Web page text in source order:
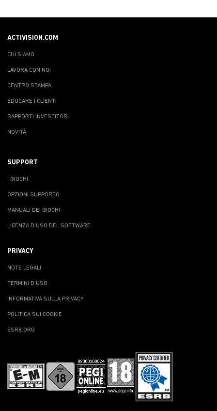
ACTIVISION.COM
CHI SIAMO
LAVORA CON NOI
CENTRO STAMPA
EDUCARE I CLIENTI
RAPPORTI INVESTITORI
NOVITÀ
SUPPORT
I GIOCHI
OPZIONI SUPPORTO
MANUALI DEI GIOCHI
LICENZA D'USO DEL SOFTWARE
PRIVACY
NOTE LEGALI
TERMINI D'USO
INFORMATIVA SULLA PRIVACY
POLITICA SUI COOKIE
ESRB.ORG